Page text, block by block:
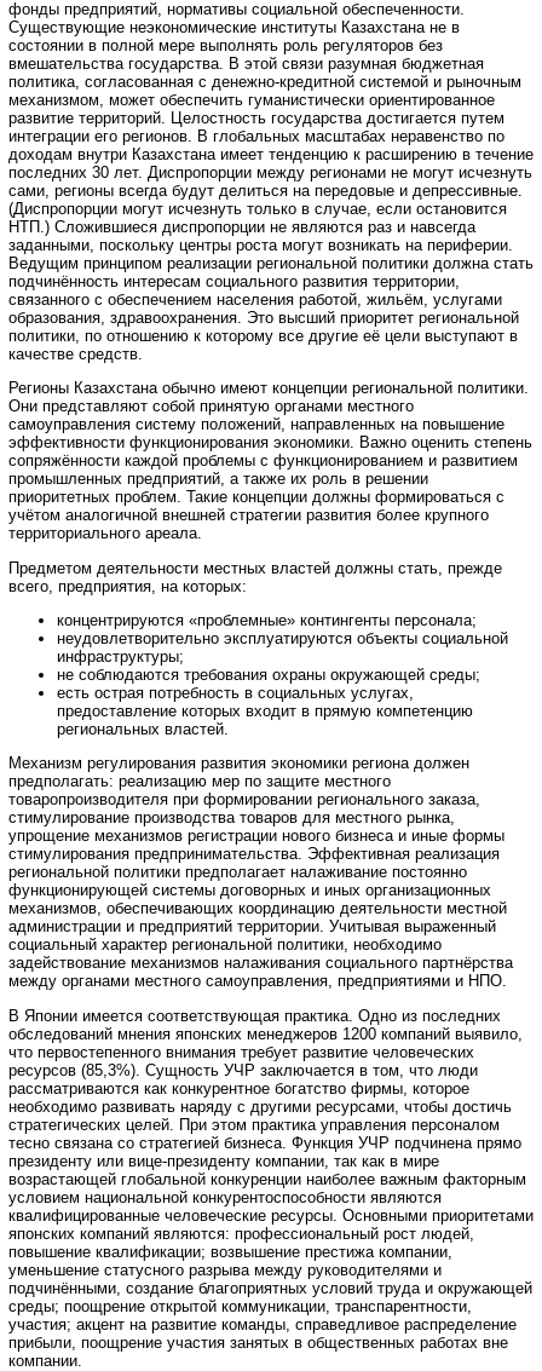
фонды предприятий, нормативы социальной обеспеченности.
Существующие неэкономические институты Казахстана не в
состоянии в полной мере выполнять роль регуляторов без
вмешательства государства. В этой связи разумная бюджетная
политика, согласованная с денежно-кредитной системой и рыночным
механизмом, может обеспечить гуманистически ориентированное
развитие территорий. Целостность государства достигается путем
интеграции его регионов. В глобальных масштабах неравенство по
доходам внутри Казахстана имеет тенденцию к расширению в течение
последних 30 лет. Диспропорции между регионами не могут исчезнуть
сами, регионы всегда будут делиться на передовые и депрессивные.
(Диспропорции могут исчезнуть только в случае, если остановится
НТП.) Сложившиеся диспропорции не являются раз и навсегда
заданными, поскольку центры роста могут возникать на периферии.
Ведущим принципом реализации региональной политики должна стать
подчинённость интересам социального развития территории,
связанного с обеспечением населения работой, жильём, услугами
образования, здравоохранения. Это высший приоритет региональной
политики, по отношению к которому все другие её цели выступают в
качестве средств.
Регионы Казахстана обычно имеют концепции региональной политики.
Они представляют собой принятую органами местного
самоуправления систему положений, направленных на повышение
эффективности функционирования экономики. Важно оценить степень
сопряжённости каждой проблемы с функционированием и развитием
промышленных предприятий, а также их роль в решении
приоритетных проблем. Такие концепции должны формироваться с
учётом аналогичной внешней стратегии развития более крупного
территориального ареала.
Предметом деятельности местных властей должны стать, прежде
всего, предприятия, на которых:
концентрируются «проблемные» контингенты персонала;
неудовлетворительно эксплуатируются объекты социальной
инфраструктуры;
не соблюдаются требования охраны окружающей среды;
есть острая потребность в социальных услугах,
предоставление которых входит в прямую компетенцию
региональных властей.
Механизм регулирования развития экономики региона должен
предполагать: реализацию мер по защите местного
товаропроизводителя при формировании регионального заказа,
стимулирование производства товаров для местного рынка,
упрощение механизмов регистрации нового бизнеса и иные формы
стимулирования предпринимательства. Эффективная реализация
региональной политики предполагает налаживание постоянно
функционирующей системы договорных и иных организационных
механизмов, обеспечивающих координацию деятельности местной
администрации и предприятий территории. Учитывая выраженный
социальный характер региональной политики, необходимо
задействование механизмов налаживания социального партнёрства
между органами местного самоуправления, предприятиями и НПО.
В Японии имеется соответствующая практика. Одно из последних
обследований мнения японских менеджеров 1200 компаний выявило,
что первостепенного внимания требует развитие человеческих
ресурсов (85,3%). Сущность УЧР заключается в том, что люди
рассматриваются как конкурентное богатство фирмы, которое
необходимо развивать наряду с другими ресурсами, чтобы достичь
стратегических целей. При этом практика управления персоналом
тесно связана со стратегией бизнеса. Функция УЧР подчинена прямо
президенту или вице-президенту компании, так как в мире
возрастающей глобальной конкуренции наиболее важным факторным
условием национальной конкурентоспособности являются
квалифицированные человеческие ресурсы. Основными приоритетами
японских компаний являются: профессиональный рост людей,
повышение квалификации; возвышение престижа компании,
уменьшение статусного разрыва между руководителями и
подчинёнными, создание благоприятных условий труда и окружающей
среды; поощрение открытой коммуникации, транспарентности,
участия; акцент на развитие команды, справедливое распределение
прибыли, поощрение участия занятых в общественных работах вне
компании.